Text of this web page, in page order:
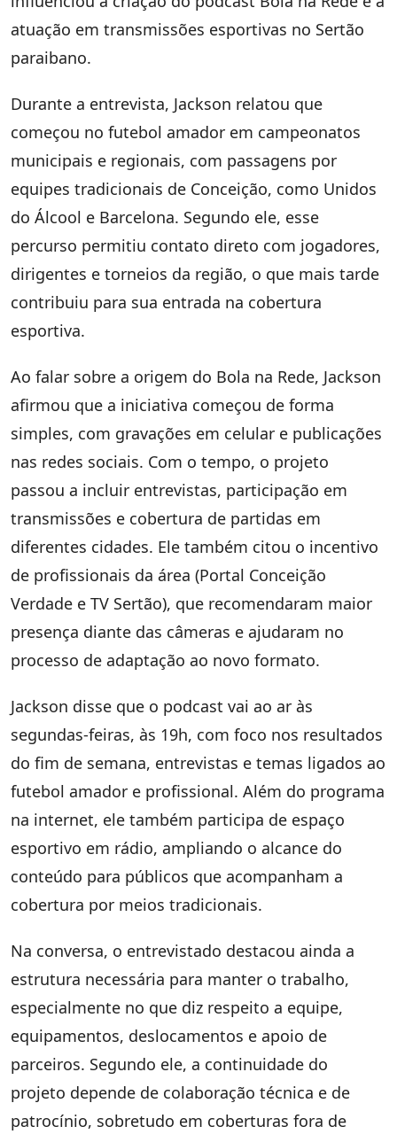
atuação em transmissões esportivas no Sertão
paraibano.
Durante a entrevista, Jackson relatou que
começou no futebol amador em campeonatos
municipais e regionais, com passagens por
equipes tradicionais de Conceição, como Unidos
do Álcool e Barcelona. Segundo ele, esse
percurso permitiu contato direto com jogadores,
dirigentes e torneios da região, o que mais tarde
contribuiu para sua entrada na cobertura
esportiva.
Ao falar sobre a origem do Bola na Rede, Jackson
afirmou que a iniciativa começou de forma
simples, com gravações em celular e publicações
nas redes sociais. Com o tempo, o projeto
passou a incluir entrevistas, participação em
transmissões e cobertura de partidas em
diferentes cidades. Ele também citou o incentivo
de profissionais da área (Portal Conceição
Verdade e TV Sertão), que recomendaram maior
presença diante das câmeras e ajudaram no
processo de adaptação ao novo formato.
Jackson disse que o podcast vai ao ar às
segundas-feiras, às 19h, com foco nos resultados
do fim de semana, entrevistas e temas ligados ao
futebol amador e profissional. Além do programa
na internet, ele também participa de espaço
esportivo em rádio, ampliando o alcance do
conteúdo para públicos que acompanham a
cobertura por meios tradicionais.
Na conversa, o entrevistado destacou ainda a
estrutura necessária para manter o trabalho,
especialmente no que diz respeito a equipe,
equipamentos, deslocamentos e apoio de
parceiros. Segundo ele, a continuidade do
projeto depende de colaboração técnica e de
patrocínio, sobretudo em coberturas fora de